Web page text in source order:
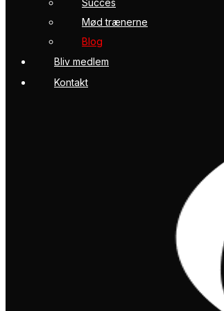
Succes
Mød trænerne
Blog
Bliv medlem
Kontakt